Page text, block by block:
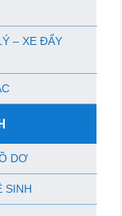
– XE ĐẨY
DƠ
SINH